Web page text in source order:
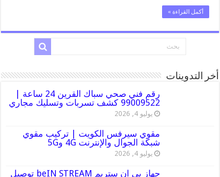
أكمل القراءة »
أخر التدوينات
رقم فني صحي سباك القرين 24 ساعة |
99009522 كشف تسربات وتسليك مجاري
يوليو 4, 2026
مقوي سيرفس الكويت | تركيب مقوي
شبكة الجوال والإنترنت 4G و5G
يوليو 4, 2026
جهاز بي ان ستريم beIN STREAM توصيل